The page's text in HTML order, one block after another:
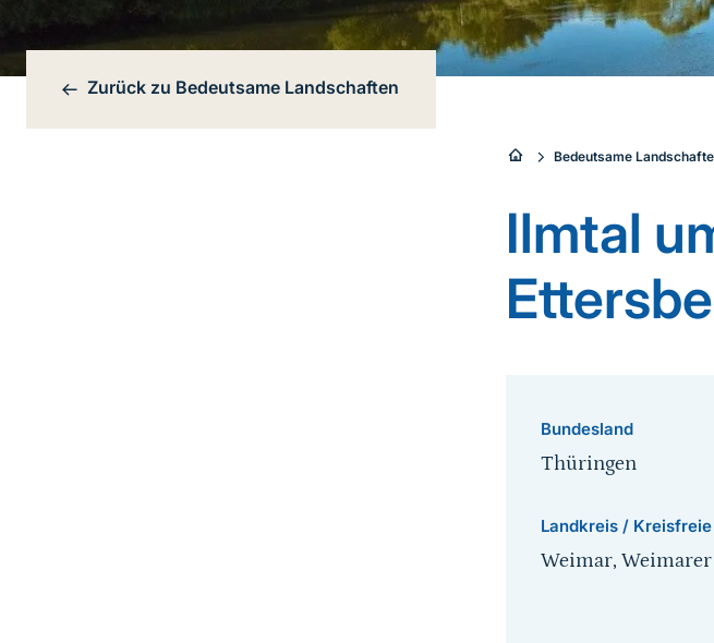
Bereichsnavigation
Zurück zu Bedeutsame Landschaften
Sie
sind
hier:
Bedeutsame
Ilmtal
Bundesland
Thüringen
Landkreis /
Weimar,